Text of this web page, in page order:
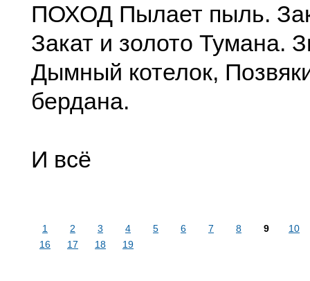
ПОХОД Пылает пыль.
Закат и золото Тумана.
Дымный котелок,
бердана.
И всё
1 2 3 4 5 6 7 8 9
10
16
17 18 19